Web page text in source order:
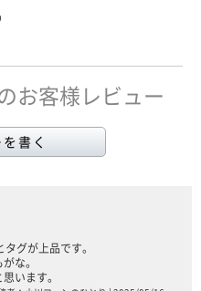
お客様レビュー
書く
グが上品です。
な。
います。